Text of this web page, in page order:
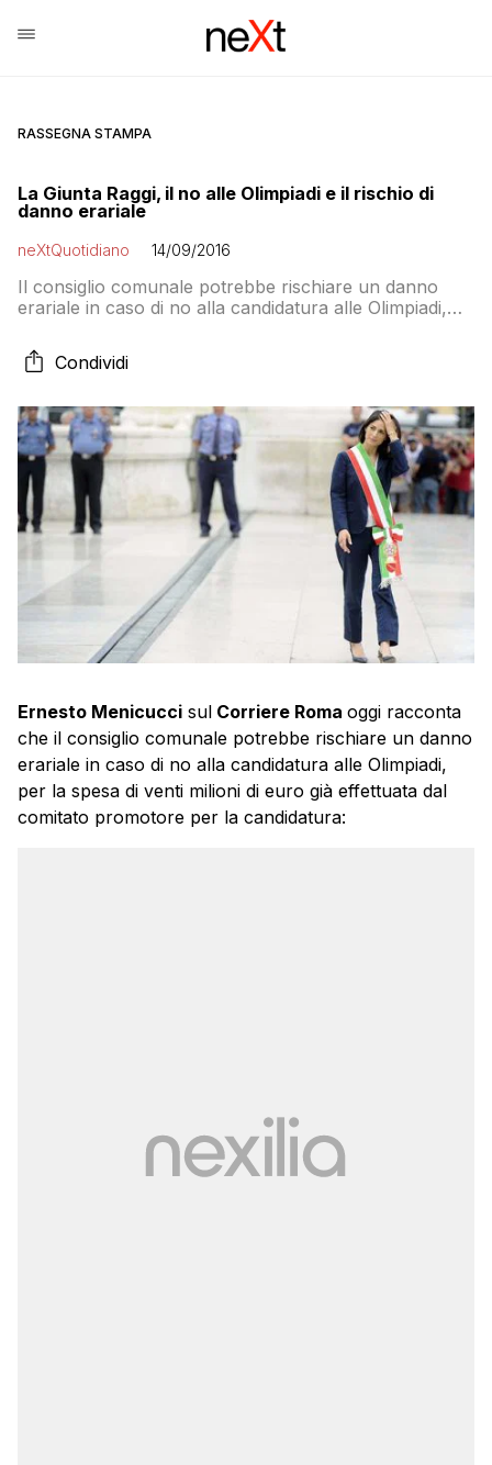
RASSEGNA STAMPA
La Giunta Raggi, il no alle Olimpiadi e il rischio di
danno erariale
neXtQuotidiano 14/09/2016
Il consiglio comunale potrebbe rischiare un danno
erariale in caso di no alla candidatura alle Olimpiadi,
comitato promotore per la candidatura:
Condividi
Ernesto Menicucci sul Corriere Roma oggi racconta
che il consiglio comunale potrebbe rischiare un danno
erariale in caso di no alla candidatura alle Olimpiadi,
per la spesa di venti milioni di euro già effettuata dal
comitato promotore per la candidatura: